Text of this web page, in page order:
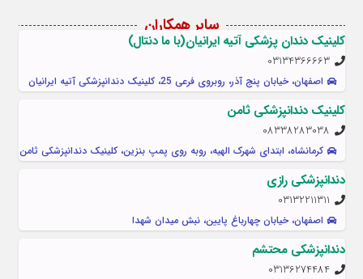
سایر همکاران
کلینیک دندان پزشکی آتیه ایرانیان(با ما دنتال)
03134366663
اصفهان، خیابان پنج آذر، روبروی فرعی 25، کلينيک دندانپزشکی آتیه ایرانیان
کلینیک دندانپزشکی ثامن
08338283038
کرمانشاه، ابتدای شهرک الهیه، روبه روی پمپ بنزین، کلینیک دندانپزشکی ثامن
دندانپزشکی رازی
03132211311
اصفهان، خیابان چهارباغ پایین، نبش میدان شهدا
دندانپزشکی محتشم
03136274484